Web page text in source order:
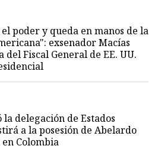
poder y queda en manos de la
exsenador Macías
del Fiscal General de EE. UU.
delegación de Estados
a la posesión de Abelardo
Colombia